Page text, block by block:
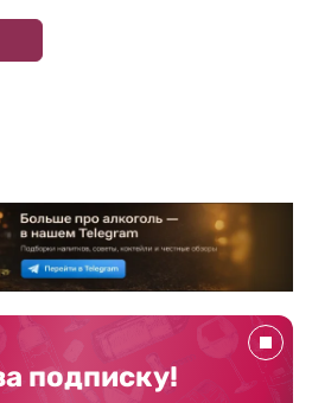
подписку!